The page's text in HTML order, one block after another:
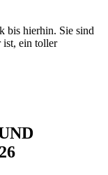
bis hierhin. Sie sind
ist, ein toller